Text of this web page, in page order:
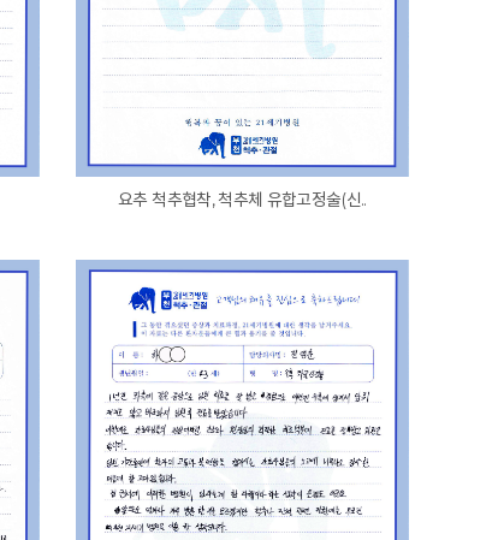
요추 척추협착, 척추체 유합고정술(신..